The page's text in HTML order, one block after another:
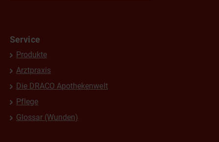
Service
Produkte
Arztpraxis
Die DRACO Apothekenwelt
Pflege
Glossar (Wunden)